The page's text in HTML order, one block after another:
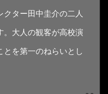
ター田中圭介の二人
。大人の観客が高校演
とを第一のねらいとし